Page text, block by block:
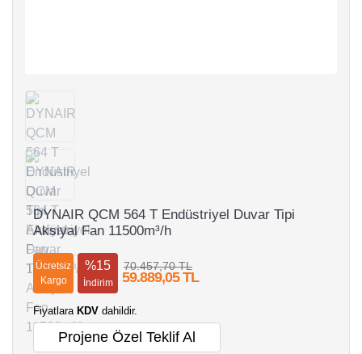
DYNAIR QCM 564 T Endüstriyel Duvar Tipi
Aksiyal Fan 11500m³/h
Ücretsiz
Kargo
%15
İndirim
70.457,70 TL
59.889,05 TL
Fiyatlara KDV dahildir.
Projene Özel Teklif Al